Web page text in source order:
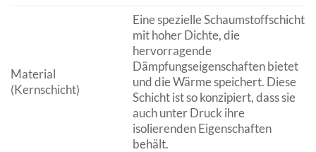
Material
(Kernschicht)
Eine spezielle Schaumstoffschicht
mit hoher Dichte, die
hervorragende
Dämpfungseigenschaften bietet
und die Wärme speichert. Diese
Schicht ist so konzipiert, dass sie
auch unter Druck ihre
isolierenden Eigenschaften
behält.